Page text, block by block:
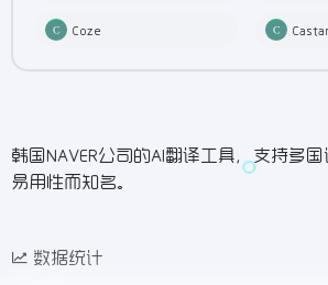
Coze
韩国NAVER公司的AI翻译工具，支持多
易用性而知名。
数据统计